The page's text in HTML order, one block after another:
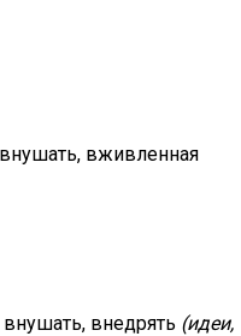
вживленная
внедрять (идеи,